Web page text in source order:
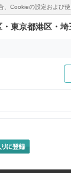
Cookieの設定および
東京都港区・